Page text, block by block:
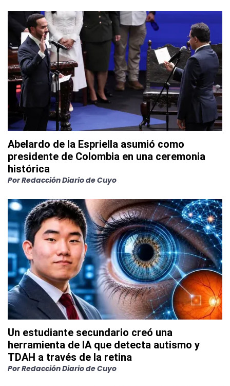
Abelardo de la Espriella asumió como
presidente de Colombia en una ceremonia
histórica
PorRedacción Diario de Cuyo
Un estudiante secundario creó una
herramienta de IA que detecta autismo y
TDAH a través de la retina
PorRedacción Diario de Cuyo